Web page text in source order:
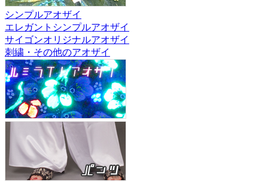
シンプルアオザイ
エレガントシンプルアオザイ
サイゴンオリジナルアオザイ
刺繍・その他のアオザイ